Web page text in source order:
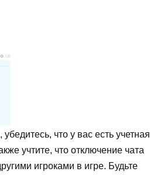
что у вас есть учетная
учтите, что отключение чата
игроками в игре. Будьте